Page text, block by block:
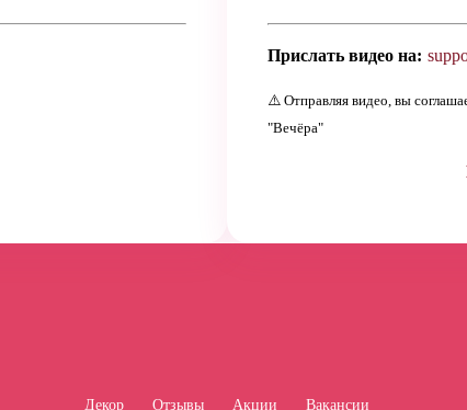
Прислать видео на:
⚠️ Отправляя видео, вы
"Вечёра"
Декор Отзывы Акции Вакансии